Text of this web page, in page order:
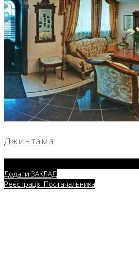
Джинтама
Додати ЗАКЛАД
Реєстрація Постачальника